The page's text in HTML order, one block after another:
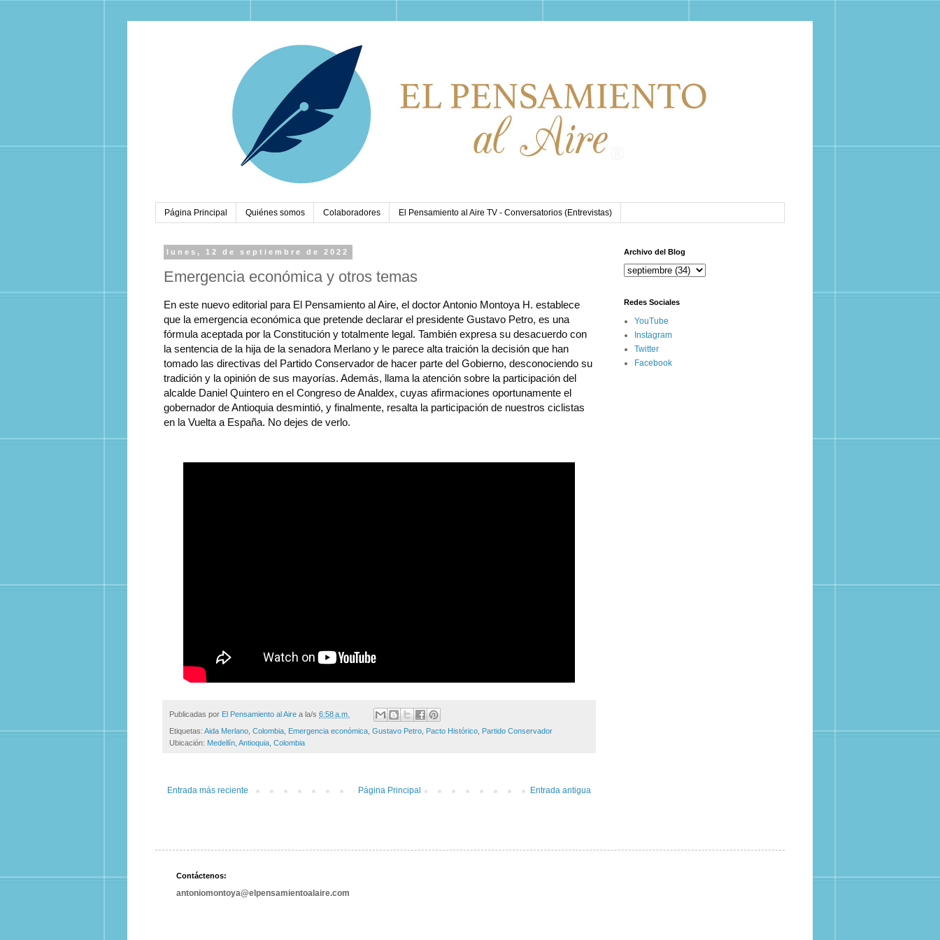
Página Principal Quiénes somos Colaboradores El Pensamiento al Aire TV - Conversatorios (Entrevistas)
lunes, 12 de septiembre de 2022
Emergencia económica y otros temas
En este nuevo editorial para El Pensamiento al Aire, el doctor Antonio Montoya H. establece
que la emergencia económica que pretende declarar el presidente Gustavo Petro, es una
fórmula aceptada por la Constitución y totalmente legal. También expresa su desacuerdo con
la sentencia de la hija de la senadora Merlano y le parece alta traición la decisión que han
tomado las directivas del Partido Conservador de hacer parte del Gobierno, desconociendo su
tradición y la opinión de sus mayorías. Además, llama la atención sobre la participación del
alcalde Daniel Quintero en el Congreso de Analdex, cuyas afirmaciones oportunamente el
gobernador de Antioquia desmintió, y finalmente, resalta la participación de nuestros ciclistas
en la Vuelta a España. No dejes de verlo.
Publicadas por El Pensamiento al Aire a la/s 6:58 a.m.
Etiquetas: Aida Merlano Colombia Emergencia económica Gustavo Petro Pacto Histórico Partido Conservador
Ubicación: Medellín, Antioquia, Colombia
Entrada más reciente Entrada antigua
Página Principal
Archivo del Blog
Redes Sociales
YouTube
Instagram
Twitter
Facebook
Contáctenos:
antoniomontoya@elpensamientoalaire.com